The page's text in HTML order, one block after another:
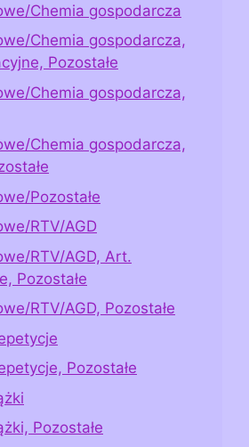
Chemia gospodarcza
Chemia gospodarcza,
Pozostałe
Chemia gospodarcza,
Chemia gospodarcza,
Pozostałe
RTV/AGD
RTV/AGD, Art.
Pozostałe
RTV/AGD, Pozostałe
Pozostałe
Pozostałe